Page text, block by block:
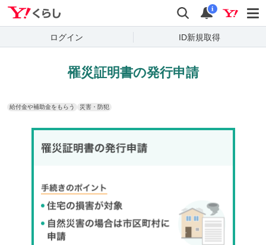
検索 通知
i
ログイン ID新規取得
罹災証明書の発行申請
給付金や補助金をもらう 災害・防犯